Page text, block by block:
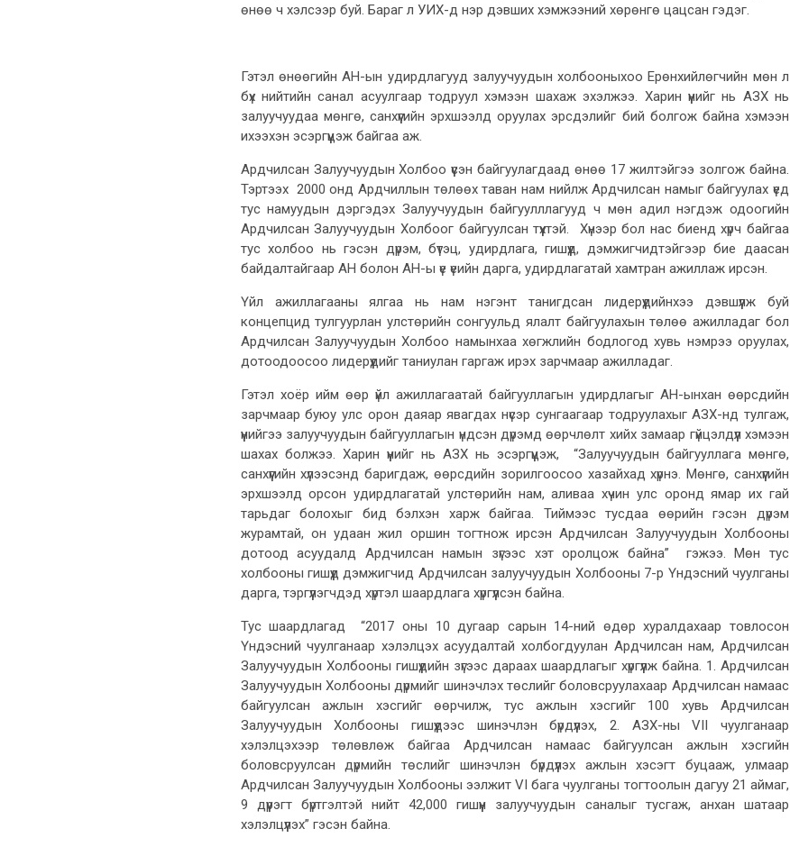
өнөө ч хэлсээр буй. Бараг л УИХ-д нэр дэвших хэмжээний хөрөнгө цацсан гэдэг.
Гэтэл өнөөгийн АН-ын удирдлагууд залуучуудын холбооныхоо Ерөнхийлөгчийн мөн л
бүх нийтийн санал асуулгаар тодруул хэмээн шахаж эхэлжээ. Харин үүнийг нь АЗХ нь
залуучуудаа мөнгө, санхүүгийн эрхшээлд оруулах эрсдэлийг бий болгож байна хэмээн
ихээхэн эсэргүүцэж байгаа аж.
Ардчилсан Залуучуудын Холбоо үүсэн байгуулагдаад өнөө 17 жилтэйгээ золгож байна.
Тэртээх 2000 онд Ардчиллын төлөөх таван нам нийлж Ардчилсан намыг байгуулах үед
тус намуудын дэргэдэх Залуучуудын байгуулллагууд ч мөн адил нэгдэж одоогийн
Ардчилсан Залуучуудын Холбоог байгуулсан түүхтэй. Хүнээр бол нас биенд хүрч байгаа
тус холбоо нь гэсэн дүрэм, бүтэц, удирдлага, гишүүд, дэмжигчидтэйгээр бие даасан
байдалтайгаар АН болон АН-ы үе үеийн дарга, удирдлагатай хамтран ажиллаж ирсэн.
Үйл ажиллагааны ялгаа нь нам нэгэнт танигдсан лидерүүдийнхээ дэвшүүлж буй
концепцид тулгуурлан улстөрийн сонгуульд ялалт байгуулахын төлөө ажилладаг бол
Ардчилсан Залуучуудын Холбоо намынхаа хөгжлийн бодлогод хувь нэмрээ оруулах,
дотоодоосоо лидерүүдийг таниулан гаргаж ирэх зарчмаар ажилладаг.
Гэтэл хоёр ийм өөр үйл ажиллагаатай байгууллагын удирдлагыг АН-ынхан өөрсдийн
зарчмаар буюу улс орон даяар явагдах нүсэр сунгаагаар тодруулахыг АЗХ-нд тулгаж,
үүнийгээ залуучуудын байгууллагын үндсэн дүрэмд өөрчлөлт хийх замаар гүйцэлдүүл хэмээн
шахах болжээ. Харин үүнийг нь АЗХ нь эсэргүүцэж, “Залуучуудын байгууллага мөнгө,
санхүүгийн хүлээсэнд баригдаж, өөрсдийн зорилгоосоо хазайхад хүрнэ. Мөнгө, санхүүгийн
эрхшээлд орсон удирдлагатай улстөрийн нам, аливаа хүчин улс оронд ямар их гай
тарьдаг болохыг бид бэлхэн харж байгаа. Тиймээс тусдаа өөрийн гэсэн дүрэм
журамтай, он удаан жил оршин тогтнож ирсэн Ардчилсан Залуучуудын Холбооны
дотоод асуудалд Ардчилсан намын зүгээс хэт оролцож байна” гэжээ. Мөн тус
холбооны гишүүд дэмжигчид Ардчилсан залуучуудын Холбооны 7-р Үндэсний чуулганы
дарга, тэргүүлэгчдэд хүртэл шаардлага хүргүүлсэн байна.
Тус шаардлагад “2017 оны 10 дугаар сарын 14-ний өдөр хуралдахаар товлосон
Үндэсний чуулганаар хэлэлцэх асуудалтай холбогдуулан Ардчилсан нам, Ардчилсан
Залуучуудын Холбооны гишүүдийн зүгээс дараах шаардлагыг хүргүүлж байна. 1. Ардчилсан
Залуучуудын Холбооны дүрмийг шинэчлэх төслийг боловсруулахаар Ардчилсан намаас
байгуулсан ажлын хэсгийг өөрчилж, тус ажлын хэсгийг 100 хувь Ардчилсан
Залуучуудын Холбооны гишүүдээс шинэчлэн бүрдүүлэх, 2. АЗХ-ны VII чуулганаар
хэлэлцэхээр төлөвлөж байгаа Ардчилсан намаас байгуулсан ажлын хэсгийн
боловсруулсан дүрмийн төслийг шинэчлэн бүрдүүлэх ажлын хэсэгт буцааж, улмаар
Ардчилсан Залуучуудын Холбооны ээлжит VI бага чуулганы тогтоолын дагуу 21 аймаг,
9 дүүрэгт бүртгэлтэй нийт 42,000 гишүүн залуучуудын саналыг тусгаж, анхан шатаар
хэлэлцүүлэх” гэсэн байна.